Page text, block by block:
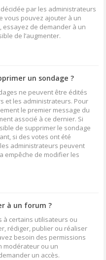
décidée par les administrateurs
vous pouvez ajouter à un
de demander à un
de l’augmenter.
un sondage ?
ne peuvent être édités
et les administrateurs. Pour
le premier message du
associé à ce dernier. Si
de supprimer le sondage
si des votes ont été
administrateurs peuvent
empêche de modifier les
à un forum ?
à certains utilisateurs ou
rédiger, publier ou réaliser
besoin des permissions
modérateur ou un
un accès.